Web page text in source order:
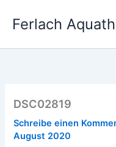
InhaltFerlach
DSC02819
Schreibe einen
August 2020